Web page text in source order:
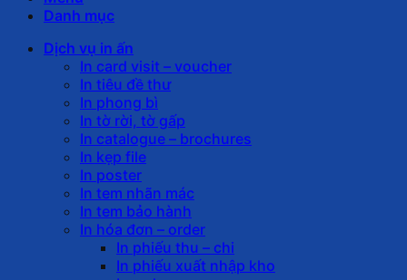
Danh mục
Dịch vụ in ấn
In card visit – voucher
In tiêu đề thư
In phong bì
In tờ rời, tờ gấp
In catalogue – brochures
In kẹp file
In poster
In tem nhãn mác
In tem bảo hành
In hóa đơn – order
In phiếu thu – chi
In phiếu xuất nhập kho